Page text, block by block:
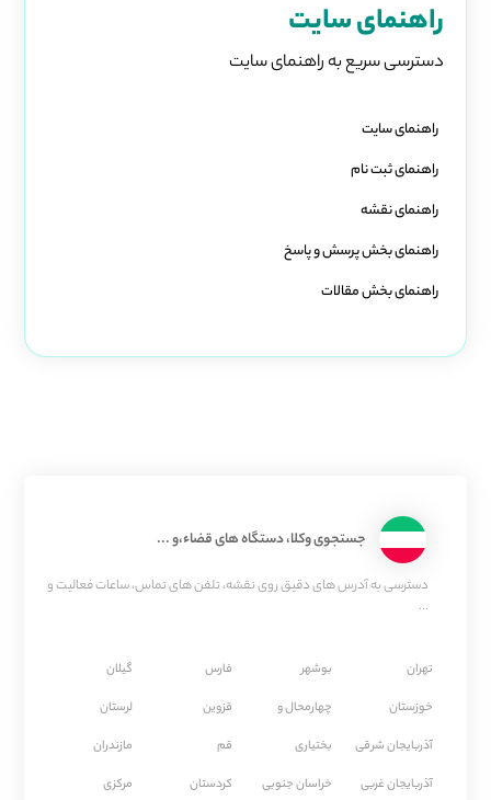
راهنمای سایت
دسترسی سریع به راهنمای سایت
راهنمای سایت
راهنمای ثبت نام
راهنمای نقشه
راهنمای بخش پرسش و پاسخ
راهنمای بخش مقالات
جستجوی وکلا، دستگاه های قضاء،و ...
دسترسی به آدرس های دقیق روی نقشه، تلفن های تماس، ساعات فعالیت و
...
تهران
خوزستان
آذربایجان شرقی
آذربایجان غربی
بوشهر
چهارمحال و
بختیاری
خراسان جنوبی
فارس
قزوین
قم
كردستان
گیلان
لرستان
مازندران
مركزی